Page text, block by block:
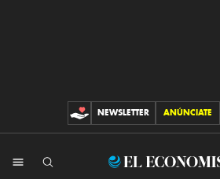
CONTRIBUCIONES
NEWSLETTER ANÚNCIATE
El